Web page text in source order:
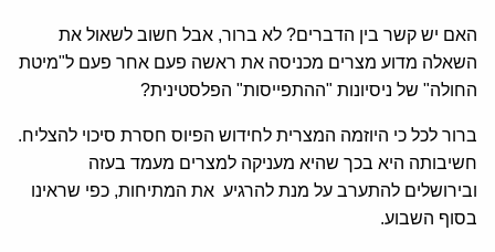
האם יש קשר בין הדברים? לא ברור, אבל חשוב לשאול את
השאלה מדוע מצרים מכניסה את ראשה פעם אחר פעם ל"מיטת
החולה" של ניסיונות "ההתפייסות" הפלסטינית?
ברור לכל כי היוזמה המצרית לחידוש הפיוס חסרת סיכוי להצליח.
חשיבותה היא בכך שהיא מעניקה למצרים מעמד בעזה
ובירושלים להתערב על מנת להרגיע את המתיחות, כפי שראינו
בסוף השבוע.